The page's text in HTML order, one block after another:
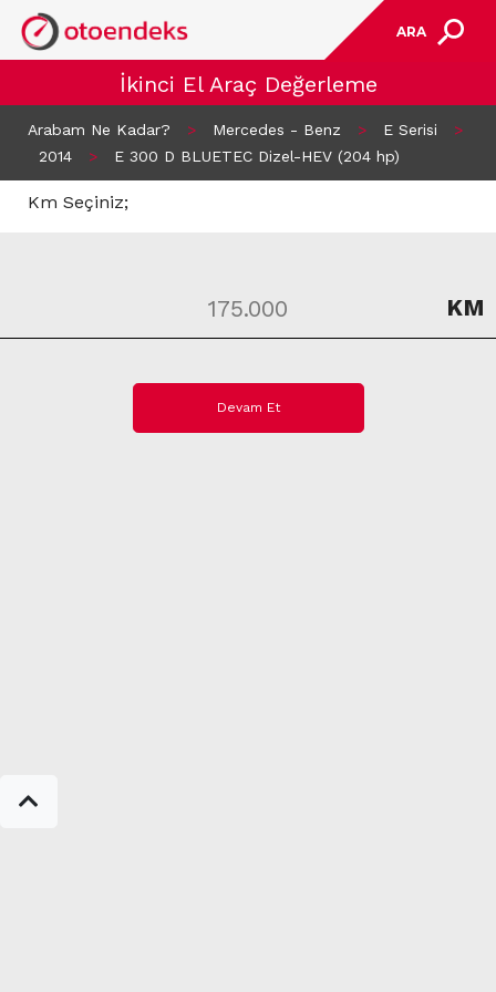
ARA
İkinci El Araç Değerleme
Arabam Ne Kadar? > Mercedes - Benz > E Serisi
>
2014
> E 300 D BLUETEC Dizel-HEV (204 hp)
Km Seçiniz;
KM
Devam Et